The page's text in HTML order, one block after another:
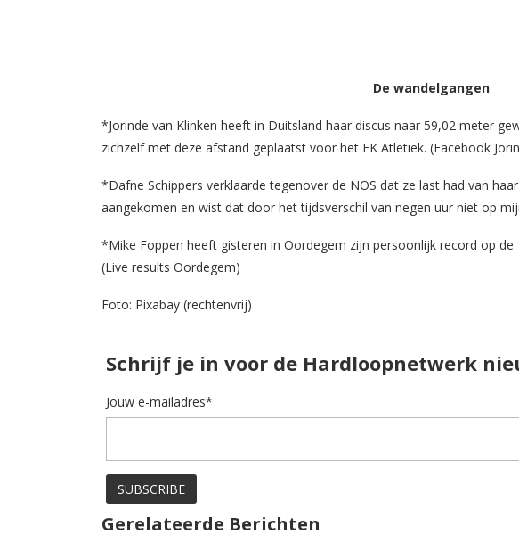
De wandelgangen
*Jorinde van Klinken heeft in Duitsland haar discus naar 59,02 meter
zichzelf met deze afstand geplaatst voor het EK Atletiek. (Facebook
*Dafne Schippers verklaarde tegenover de NOS dat ze last had van
aangekomen en wist dat door het tijdsverschil van negen uur niet op
*Mike Foppen heeft gisteren in Oordegem zijn persoonlijk record op de
(Live results Oordegem)
Foto: Pixabay (rechtenvrij)
Schrijf je in voor de Hardloopnetwerk
Jouw e-mailadres*
Gerelateerde Berichten